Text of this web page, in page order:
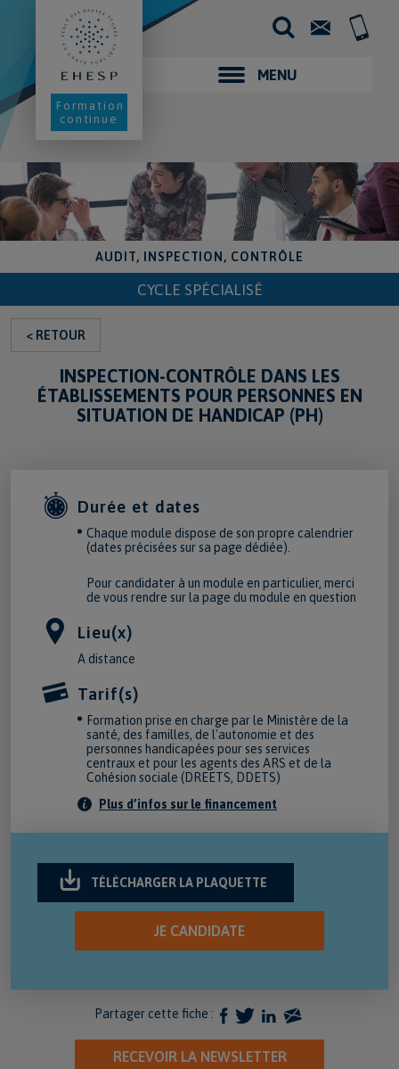
MENU
Contact+33
(0)2
Formation
continue
AUDIT, INSPECTION, CONTRÔLE
CYCLE SPÉCIALISÉ
< RETOUR
INSPECTION-CONTRÔLE DANS LES
ÉTABLISSEMENTS POUR PERSONNES EN
SITUATION DE HANDICAP (PH)
Durée et dates
Chaque module dispose de son propre calendrier
(dates précisées sur sa page dédiée).
Pour candidater à un module en particulier, merci
de vous rendre sur la page du module en question
Lieu(x)
A distance
Tarif(s)
Formation prise en charge par le Ministère de la
santé, des familles, de l'autonomie et des
personnes handicapées pour ses services
centraux et pour les agents des ARS et de la
Cohésion sociale (DREETS, DDETS)
Plus d’infos sur le financement
TÉLÉCHARGER LA PLAQUETTE
JE CANDIDATE
Partager cette fiche :
RECEVOIR LA NEWSLETTER